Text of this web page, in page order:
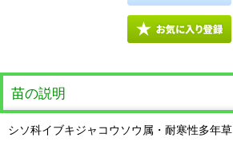
苗の説明
シソ科イブキジャコウソウ属・耐寒性多年草